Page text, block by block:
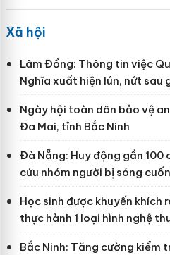
Xã hội
Lâm Đồng: Thông tin việc
Nghĩa xuất hiện lún, nứt sau
Ngày hội toàn dân bảo vệ
Đa Mai, tỉnh Bắc Ninh
Đà Nẵng: Huy động gần 100
cứu nhóm người bị sóng
Học sinh được khuyến khích
thực hành 1 loại hình nghệ
Bắc Ninh: Tăng cường kiểm